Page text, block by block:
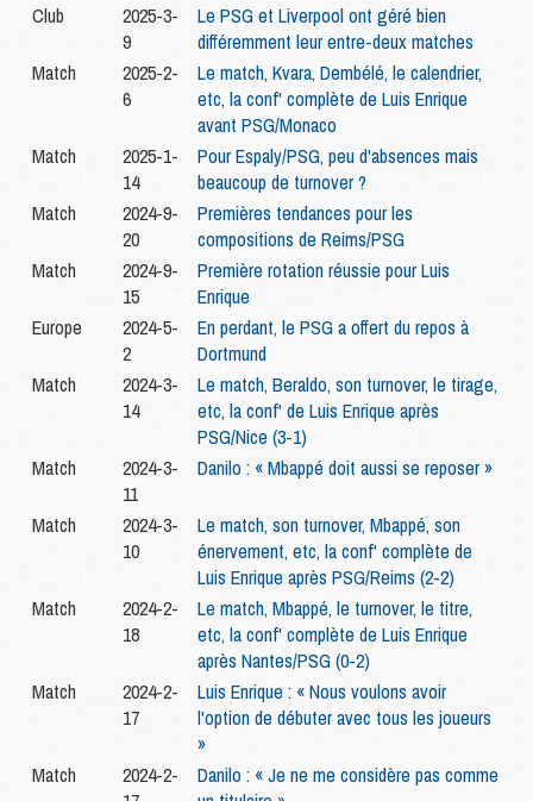
Club
2025-3-
9
Le PSG et Liverpool ont géré bien
différemment leur entre-deux matches
Match
2025-2-
6
Le match, Kvara, Dembélé, le calendrier,
etc, la conf' complète de Luis Enrique
avant PSG/Monaco
Match
2025-1-
14
Pour Espaly/PSG, peu d'absences mais
beaucoup de turnover ?
Match
2024-9-
20
Premières tendances pour les
compositions de Reims/PSG
Match
2024-9-
15
Première rotation réussie pour Luis
Enrique
Europe
2024-5-
2
En perdant, le PSG a offert du repos à
Dortmund
Match
2024-3-
14
Le match, Beraldo, son turnover, le tirage,
etc, la conf' de Luis Enrique après
PSG/Nice (3-1)
Match
2024-3-
11
Danilo : « Mbappé doit aussi se reposer »
Match
2024-3-
10
Le match, son turnover, Mbappé, son
énervement, etc, la conf' complète de
Luis Enrique après PSG/Reims (2-2)
Match
2024-2-
18
Le match, Mbappé, le turnover, le titre,
etc, la conf' complète de Luis Enrique
après Nantes/PSG (0-2)
Match
2024-2-
17
Luis Enrique : « Nous voulons avoir
l'option de débuter avec tous les joueurs
»
Match
2024-2-
Danilo : « Je ne me considère pas comme